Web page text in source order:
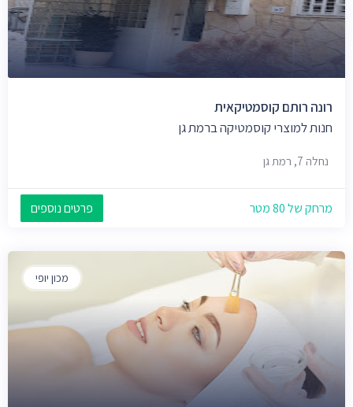
רונה רותם קוסמטיקאית
חנות למוצרי קוסמטיקה ברמת גן
נחלה 7, רמת גן
מרחק של 80 מטר פרטים נוספים
מכון יופי